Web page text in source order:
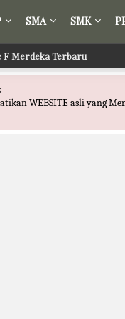
SMA SMK
F Merdeka Terbaru
WEBSITE asli yang